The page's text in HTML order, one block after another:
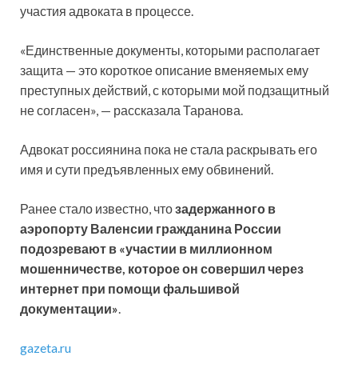
участия адвоката в процессе.
«Единственные документы, которыми располагает
защита — это короткое описание вменяемых ему
преступных действий, с которыми мой подзащитный
не согласен», — рассказала Таранова.
Адвокат россиянина пока не стала раскрывать его
имя и сути предъявленных ему обвинений.
Ранее стало известно, чтозадержанного в
аэропорту Валенсии гражданина России
подозревают в «участии в миллионном
мошенничестве, которое он совершил через
интернет при помощи фальшивой
документации».
gazeta.ru